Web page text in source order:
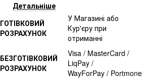
Детальніше
ГОТІВКОВИЙ
РОЗРАХУНОК
У Магазині або
Кур'єру при
отриманні
БЕЗГОТІВКОВИЙ
РОЗРАХУНОК
Visa / MasterCard /
LiqPay /
WayForPay / Portmone